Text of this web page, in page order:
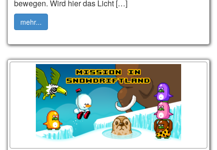
bewegen. Wird hier das Licht […]
mehr...